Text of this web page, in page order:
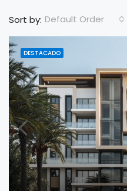
Sort by: Default Order
DESTACADO